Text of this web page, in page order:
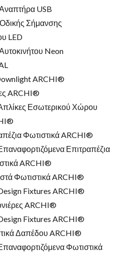
USB
Σήμανσης
LED
Neon
ARCHI®
ARCHI®
Εσωτερικού Χώρου
Φωτιστικά ARCHI®
Επιτραπέζια
ARCHI®
Φωτιστικά ARCHI®
Fixtures ARCHI®
ARCHI®
Fixtures ARCHI®
Δαπέδου ARCHI®
Φωτιστικά